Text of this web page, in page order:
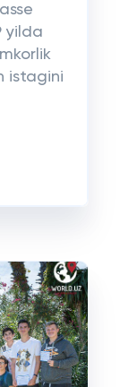
yilda
istagini